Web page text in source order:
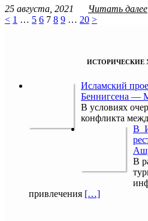
25 августа, 2021
Читать далее
< 1 … 5 6 7 8 9 … 20 >
ИСТОРИЧЕСКИЕ
Исламский
Беннигсена —
В условиях
конфликта
В
В
привлечения […]